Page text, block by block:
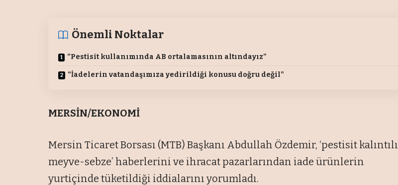
Önemli Noktalar
“Pestisit kullanımında AB ortalamasının altındayız”
“İadelerin vatandaşımıza yedirildiği konusu doğru değil”
MERSİN/EKONOMİ
Mersin Ticaret Borsası (MTB) Başkanı Abdullah Özdemir, ‘pestisit kalıntılı
meyve-sebze’ haberlerini ve ihracat pazarlarından iade ürünlerin
yurtiçinde tüketildiği iddialarını yorumladı.